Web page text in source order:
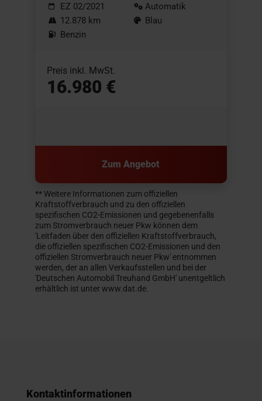
EZ 02/2021
12.878 km
Benzin
Automatik
Blau
Preis inkl. MwSt.
16.980 €
Zum Angebot
** Weitere Informationen zum offiziellen
Kraftstoffverbrauch und zu den offiziellen
spezifischen CO2-Emissionen und gegebenenfalls
zum Stromverbrauch neuer Pkw können dem
'Leitfaden über den offiziellen Kraftstoffverbrauch,
die offiziellen spezifischen CO2-Emissionen und den
offiziellen Stromverbrauch neuer Pkw' entnommen
werden, der an allen Verkaufsstellen und bei der
'Deutschen Automobil Treuhand GmbH' unentgeltlich
erhältlich ist unter www.dat.de.
Kontaktinformationen